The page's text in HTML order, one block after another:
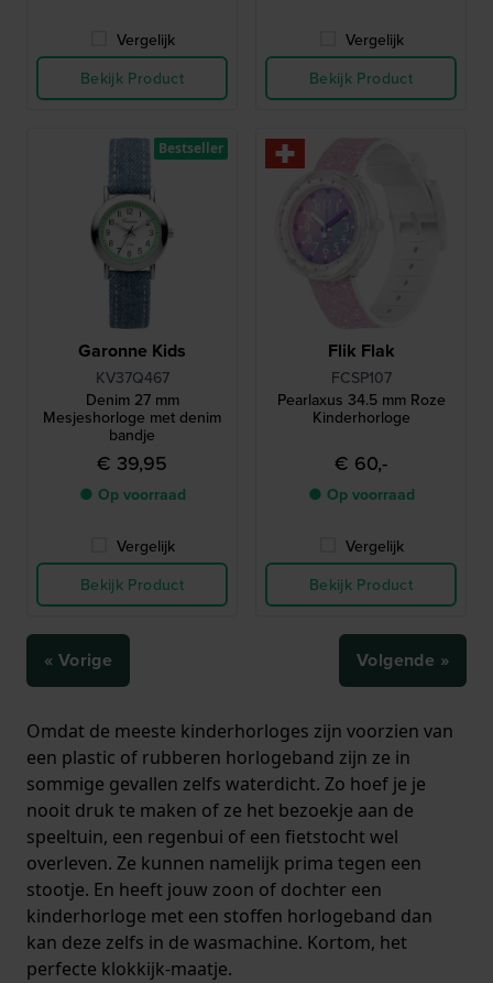
Vergelijk
Bekijk Product
Vergelijk
Bekijk Product
Garonne Kids
KV37Q467
Denim 27 mm
Mesjeshorloge met denim
bandje
€ 39,95
● Op voorraad
Vergelijk
Bekijk Product
Bestseller
Flik Flak
FCSP107
Pearlaxus 34.5 mm Roze
Kinderhorloge
€ 60,-
● Op voorraad
Vergelijk
Bekijk Product
« Vorige Volgende »
Omdat de meeste kinderhorloges zijn voorzien van
een plastic of rubberen horlogeband zijn ze in
sommige gevallen zelfs waterdicht. Zo hoef je je
nooit druk te maken of ze het bezoekje aan de
speeltuin, een regenbui of een fietstocht wel
overleven. Ze kunnen namelijk prima tegen een
stootje. En heeft jouw zoon of dochter een
kinderhorloge met een stoffen horlogeband dan
kan deze zelfs in de wasmachine. Kortom, het
perfecte klokkijk-maatje.